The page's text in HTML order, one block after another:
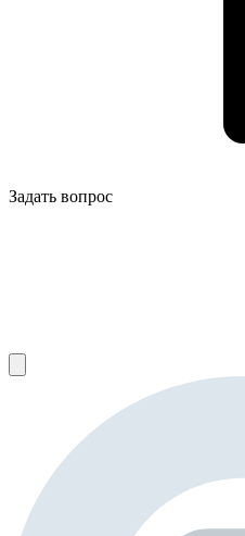
Задать вопрос